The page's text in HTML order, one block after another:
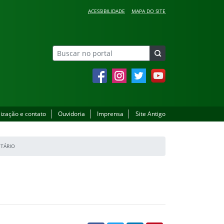
ACESSIBILIDADE MAPA DO SITE
FacebookInstagramTwitter YouTube
e contato Ouvidoria Imprensa Site Antigo